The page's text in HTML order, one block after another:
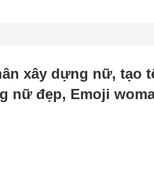
xây dựng nữ, tạo
nữ đẹp, Emoji